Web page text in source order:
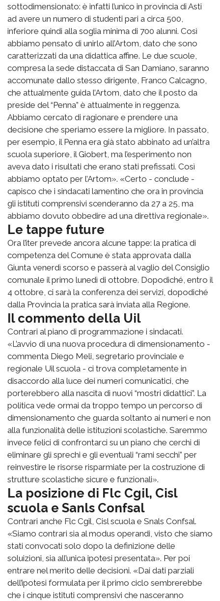
sottodimensionato: è infatti l’unico in provincia di Asti
ad avere un numero di studenti pari a circa 500,
inferiore quindi alla soglia minima di 700 alunni. Così
abbiamo pensato di unirlo all’Artom, dato che sono
caratterizzati da una didattica affine. Le due scuole,
compresa la sede distaccata di San Damiano, saranno
accomunate dallo stesso dirigente, Franco Calcagno,
che attualmente guida l’Artom, dato che il posto da
preside del “Penna” è attualmente in reggenza.
Abbiamo cercato di ragionare e prendere una
decisione che speriamo essere la migliore. In passato,
per esempio, il Penna era già stato abbinato ad un’altra
scuola superiore, il Giobert, ma l’esperimento non
aveva dato i risultati che erano stati prefissati. Così
abbiamo optato per l’Artom». «Certo - conclude -
capisco che i sindacati lamentino che ora in provincia
gli istituti comprensivi scenderanno da 27 a 25, ma
abbiamo dovuto obbedire ad una direttiva regionale».
Le tappe future
Ora l’iter prevede ancora alcune tappe: la pratica di
competenza del Comune è stata approvata dalla
Giunta venerdì scorso e passerà al vaglio del Consiglio
comunale il primo lunedì di ottobre. Dopodiché, entro il
4 ottobre, ci sarà la conferenza dei servizi, dopodiché
dalla Provincia la pratica sarà inviata alla Regione.
Il commento della Uil
Contrari al piano di programmazione i sindacati.
«L’avvio di una nuova procedura di dimensionamento -
commenta Diego Meli, segretario provinciale e
regionale Uil scuola - ci trova completamente in
disaccordo alla luce dei numeri comunicatici, che
porterebbero alla nascita di nuovi “mostri didattici”. La
politica vede ormai da troppo tempo un percorso di
dimensionamento che guarda soltanto ai numeri e non
alla funzionalità delle istituzioni scolastiche. Saremmo
invece felici di confrontarci su un piano che cerchi di
eliminare gli sprechi e gli eventuali “rami secchi” per
reinvestire le risorse risparmiate per la costruzione di
strutture scolastiche sicure e funzionali».
La posizione di Flc Cgil, Cisl
scuola e Sanls Confsal
Contrari anche Flc Cgil, Cisl scuola e Snals Confsal.
«Siamo contrari sia al modus operandi, visto che siamo
stati convocati solo dopo la definizione delle
soluizioni, sia all’unica ipotesi presentata». Per poi
entrare nel merito delle decisioni. «Dai dati parziali
dell’ipotesi formulata per il primo ciclo sembrerebbe
che i cinque istituti comprensivi che nasceranno